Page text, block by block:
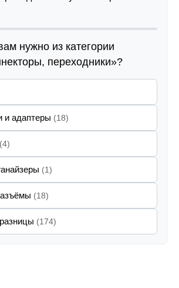
нужно из категории
переходники»?
и адаптеры (18)
(4)
(1)
(18)
(174)